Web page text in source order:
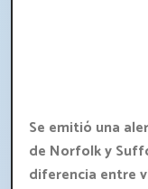
Se emitió una
de Norfolk y
diferencia entre